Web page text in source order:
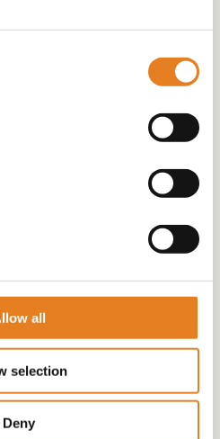
all
selection
Deny
WAANZINNIG VEEL EN
GROOT